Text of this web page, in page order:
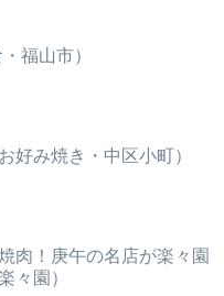
福山市）
好み焼き・中区小町）
肉！庚午の名店が楽々園
々園）